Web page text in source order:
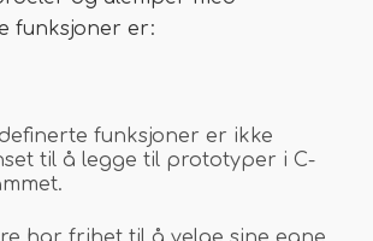
funksjoner er:
funksjoner er ikke
til å legge til prototyper i C-